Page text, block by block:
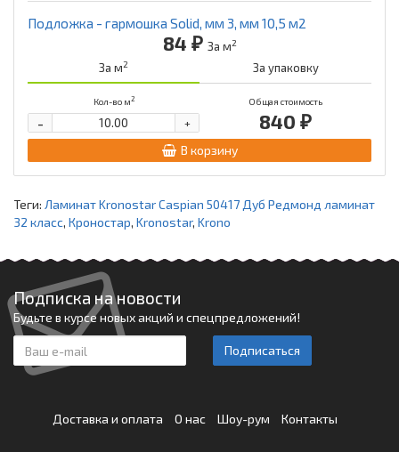
Подложка - гармошка Solid, мм 3, мм 10,5 м2
84 ₽ За м2
За м2 За упаковку
Кол-во м2 Общая стоимость
840 ₽
+
-
В корзину
Теги: Ламинат Kronostar Caspian 50417 Дуб Редмонд ламинат
32 класс, Кроностар, Kronostar, Krono
Подписка на новости
Будьте в курсе новых акций и спецпредложений!
Подписаться
Доставка и оплата О нас Шоу-рум Контакты